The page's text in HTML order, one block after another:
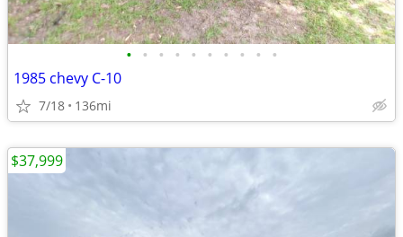
• • • • • • • • • •
1985 chevy C-10
7/18 136mi
$37,999